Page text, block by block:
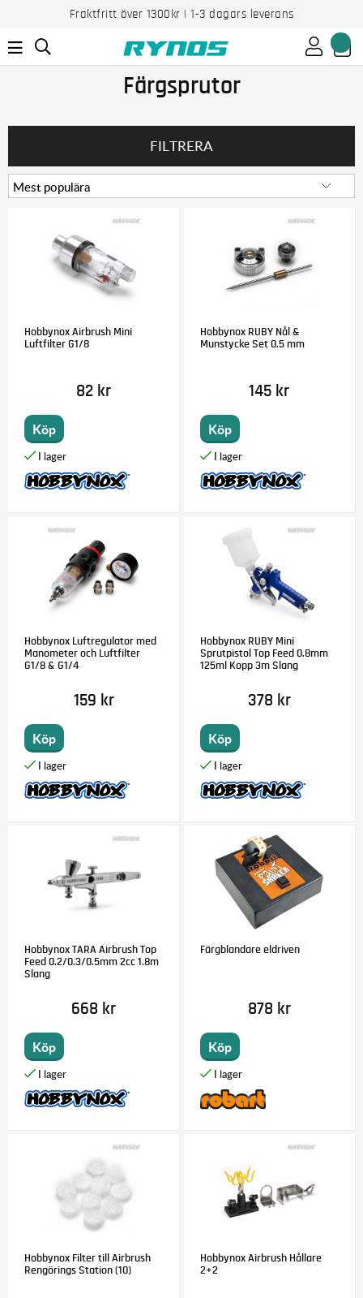
Fraktfritt över 1300kr | 1-3 dagars leverans
Färgsprutor
FILTRERA
Hobbynox Airbrush Mini
Luftfilter G1/8
82 kr
Köp
Hobbynox RUBY Nål &
Munstycke Set 0.5 mm
145 kr
Köp
Hobbynox Luftregulator med
Manometer och Luftfilter
G1/8 & G1/4
159 kr
Köp
Hobbynox RUBY Mini
Sprutpistol Top Feed 0.8mm
125ml Kopp 3m Slang
378 kr
Köp
Hobbynox TARA Airbrush Top
Feed 0.2/0.3/0.5mm 2cc 1.8m
Slang
668 kr
Köp
Färgblandare eldriven
878 kr
Köp
Hobbynox Filter till Airbrush
Rengörings Station (10)
Hobbynox Airbrush Hållare
2+2